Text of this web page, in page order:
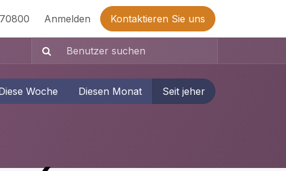
Anmelden Kontaktieren Sie uns
Woche Diesen Monat Seit jeher